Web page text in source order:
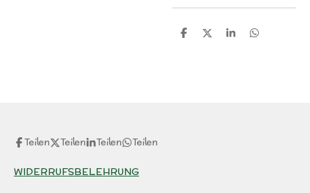
T T T T
Teilen Teilen Teilen Teilen
WIDERRUFSBELEHRUNG